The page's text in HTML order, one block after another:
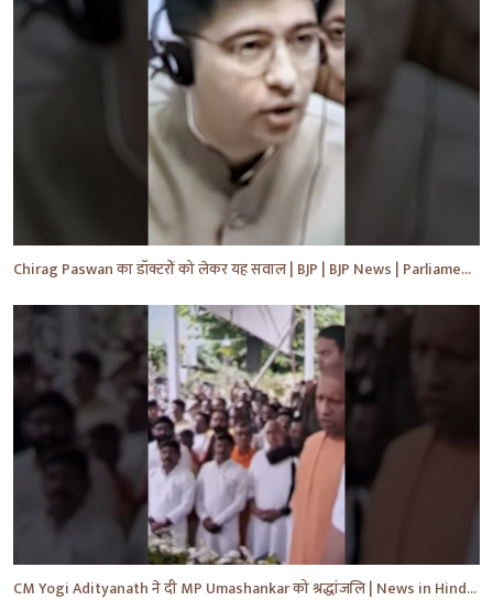
Chirag Paswan का डॉक्टरों को लेकर यह सवाल | BJP | BJP News | Parliament | #shorts #ytnewshorts #yt
CM Yogi Adityanath ने दी MP Umashankar को श्रद्धांजलि | News in Hindi | News Today | #shorts #yt